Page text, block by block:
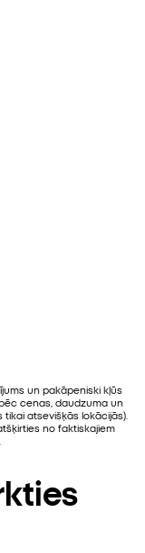
un pakāpeniski kļūs
cenas, daudzuma un
atsevišķās lokācijās).
no faktiskajiem